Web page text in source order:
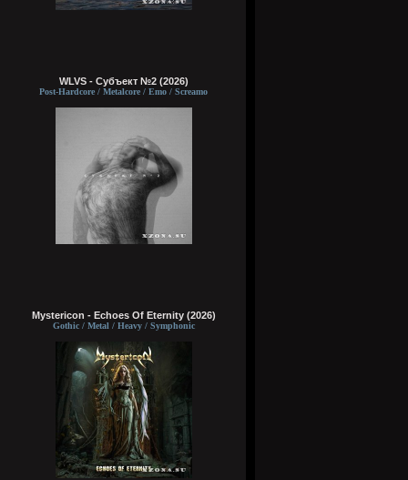
WLVS - Субъект №2 (2026)
Post-Hardcore / Metalcore / Emo / Screamo
Mystericon - Echoes Of Eternity (2026)
Gothic / Metal / Heavy / Symphonic